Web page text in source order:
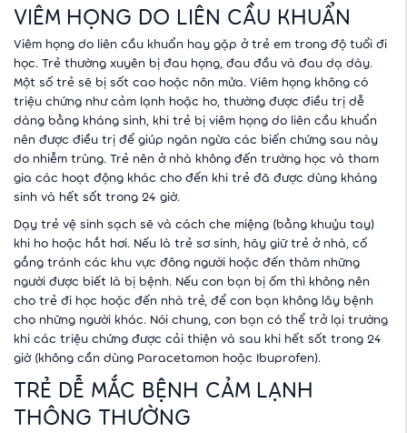
VIÊM HỌNG DO LIÊN CẦU KHUẨN
Viêm họng do liên cầu khuẩn hay gặp ở trẻ em trong độ tuổi đi
học. Trẻ thường xuyên bị đau họng, đau đầu và đau dạ dày.
Một số trẻ sẽ bị sốt cao hoặc nôn mửa. Viêm họng không có
triệu chứng như cảm lạnh hoặc ho, thường được điều trị dễ
dàng bằng kháng sinh, khi trẻ bị viêm họng do liên cầu khuẩn
nên được điều trị để giúp ngăn ngừa các biến chứng sau này
do nhiễm trùng. Trẻ nên ở nhà không đến trường học và tham
gia các hoạt động khác cho đến khi trẻ đã được dùng kháng
sinh và hết sốt trong 24 giờ.
Dạy trẻ vệ sinh sạch sẽ và cách che miệng (bằng khuỷu tay)
khi ho hoặc hắt hơi. Nếu là trẻ sơ sinh, hãy giữ trẻ ở nhà, cố
gắng tránh các khu vực đông người hoặc đến thăm những
người được biết là bị bệnh. Nếu con bạn bị ốm thì không nên
cho trẻ đi học hoặc đến nhà trẻ, để con bạn không lây bệnh
cho những người khác. Nói chung, con bạn có thể trở lại trường
khi các triệu chứng được cải thiện và sau khi hết sốt trong 24
giờ (không cần dùng Paracetamon hoặc Ibuprofen).
TRẺ DỄ MẮC BỆNH CẢM LẠNH
THÔNG THƯỜNG